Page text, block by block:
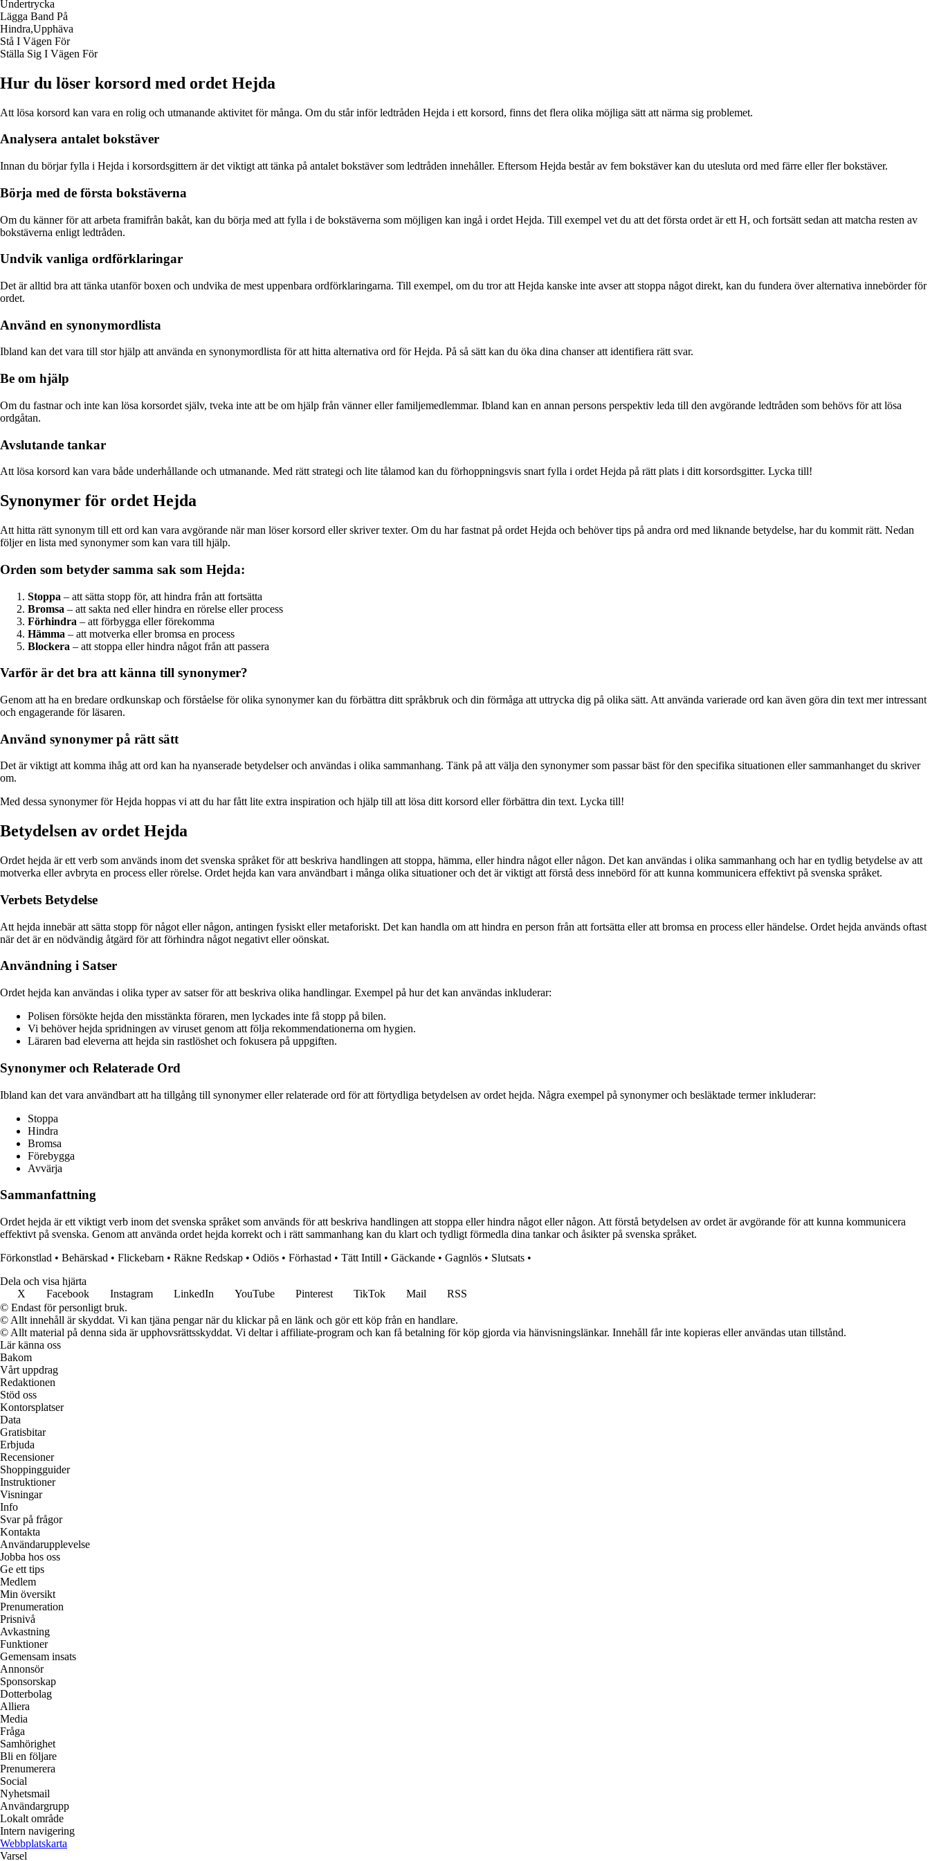
Undertrycka
Lägga Band På
Hindra,Upphäva
Stå I Vägen För
Ställa Sig I Vägen För
Hur du löser korsord med ordet Hejda
Att lösa korsord kan vara en rolig och utmanande aktivitet för många. Om du står inför ledtråden Hejda i ett korsord, finns det flera olika möjliga sätt att närma sig problemet.
Analysera antalet bokstäver
Innan du börjar fylla i Hejda i korsordsgittern är det viktigt att tänka på antalet bokstäver som ledtråden innehåller. Eftersom Hejda består av fem bokstäver kan du utesluta ord med färre eller fler bokstäver.
Börja med de första bokstäverna
Om du känner för att arbeta framifrån bakåt, kan du börja med att fylla i de bokstäverna som möjligen kan ingå i ordet Hejda. Till exempel vet du att det första ordet är ett H, och fortsätt sedan att matcha resten av
bokstäverna enligt ledtråden.
Undvik vanliga ordförklaringar
Det är alltid bra att tänka utanför boxen och undvika de mest uppenbara ordförklaringarna. Till exempel, om du tror att Hejda kanske inte avser att stoppa något direkt, kan du fundera över alternativa innebörder för
ordet.
Använd en synonymordlista
Ibland kan det vara till stor hjälp att använda en synonymordlista för att hitta alternativa ord för Hejda. På så sätt kan du öka dina chanser att identifiera rätt svar.
Be om hjälp
Om du fastnar och inte kan lösa korsordet själv, tveka inte att be om hjälp från vänner eller familjemedlemmar. Ibland kan en annan persons perspektiv leda till den avgörande ledtråden som behövs för att lösa
ordgåtan.
Avslutande tankar
Att lösa korsord kan vara både underhållande och utmanande. Med rätt strategi och lite tålamod kan du förhoppningsvis snart fylla i ordet Hejda på rätt plats i ditt korsordsgitter. Lycka till!
Synonymer för ordet Hejda
Att hitta rätt synonym till ett ord kan vara avgörande när man löser korsord eller skriver texter. Om du har fastnat på ordet Hejda och behöver tips på andra ord med liknande betydelse, har du kommit rätt. Nedan
följer en lista med synonymer som kan vara till hjälp.
Orden som betyder samma sak som Hejda:
Stoppa – att sätta stopp för, att hindra från att fortsätta
Bromsa – att sakta ned eller hindra en rörelse eller process
Förhindra – att förbygga eller förekomma
Hämma – att motverka eller bromsa en process
Blockera – att stoppa eller hindra något från att passera
Varför är det bra att känna till synonymer?
Genom att ha en bredare ordkunskap och förståelse för olika synonymer kan du förbättra ditt språkbruk och din förmåga att uttrycka dig på olika sätt. Att använda varierade ord kan även göra din text mer intressant
och engagerande för läsaren.
Använd synonymer på rätt sätt
Det är viktigt att komma ihåg att ord kan ha nyanserade betydelser och användas i olika sammanhang. Tänk på att välja den synonymer som passar bäst för den specifika situationen eller sammanhanget du skriver
om.
Med dessa synonymer för Hejda hoppas vi att du har fått lite extra inspiration och hjälp till att lösa ditt korsord eller förbättra din text. Lycka till!
Betydelsen av ordet Hejda
Ordet hejda är ett verb som används inom det svenska språket för att beskriva handlingen att stoppa, hämma, eller hindra något eller någon. Det kan användas i olika sammanhang och har en tydlig betydelse av att
motverka eller avbryta en process eller rörelse. Ordet hejda kan vara användbart i många olika situationer och det är viktigt att förstå dess innebörd för att kunna kommunicera effektivt på svenska språket.
Verbets Betydelse
Att hejda innebär att sätta stopp för något eller någon, antingen fysiskt eller metaforiskt. Det kan handla om att hindra en person från att fortsätta eller att bromsa en process eller händelse. Ordet hejda används oftast
när det är en nödvändig åtgärd för att förhindra något negativt eller oönskat.
Användning i Satser
Ordet hejda kan användas i olika typer av satser för att beskriva olika handlingar. Exempel på hur det kan användas inkluderar:
Polisen försökte hejda den misstänkta föraren, men lyckades inte få stopp på bilen.
Vi behöver hejda spridningen av viruset genom att följa rekommendationerna om hygien.
Läraren bad eleverna att hejda sin rastlöshet och fokusera på uppgiften.
Synonymer och Relaterade Ord
Ibland kan det vara användbart att ha tillgång till synonymer eller relaterade ord för att förtydliga betydelsen av ordet hejda. Några exempel på synonymer och besläktade termer inkluderar:
Stoppa
Hindra
Bromsa
Förebygga
Avvärja
Sammanfattning
Ordet hejda är ett viktigt verb inom det svenska språket som används för att beskriva handlingen att stoppa eller hindra något eller någon. Att förstå betydelsen av ordet är avgörande för att kunna kommunicera
effektivt på svenska. Genom att använda ordet hejda korrekt och i rätt sammanhang kan du klart och tydligt förmedla dina tankar och åsikter på svenska språket.
Förkonstlad • Behärskad • Flickebarn • Räkne Redskap • Odiös • Förhastad • Tätt Intill • Gäckande • Gagnlös • Slutsats •
Dela och visa hjärta
X
Facebook Instagram LinkedIn YouTube Pinterest TikTok Mail
RSS
© Endast för personligt bruk.
© Allt innehåll är skyddat. Vi kan tjäna pengar när du klickar på en länk och gör ett köp från en handlare.
© Allt material på denna sida är upphovsrättsskyddat. Vi deltar i affiliate-program och kan få betalning för köp gjorda via hänvisningslänkar. Innehåll får inte kopieras eller användas utan tillstånd.
Lär känna oss
Bakom
Vårt uppdrag
Redaktionen
Stöd oss
Kontorsplatser
Data
Gratisbitar
Erbjuda
Recensioner
Shoppingguider
Instruktioner
Visningar
Info
Svar på frågor
Kontakta
Användarupplevelse
Jobba hos oss
Ge ett tips
Medlem
Min översikt
Prenumeration
Prisnivå
Avkastning
Funktioner
Gemensam insats
Annonsör
Sponsorskap
Dotterbolag
Alliera
Media
Fråga
Samhörighet
Bli en följare
Prenumerera
Social
Nyhetsmail
Användargrupp
Lokalt område
Intern navigering
Webbplatskarta
Varsel